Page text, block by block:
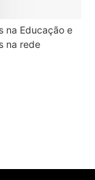
na Educação e
na rede